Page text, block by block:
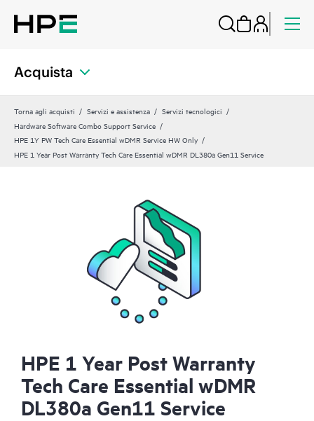
Acquista
Torna agli acquisti Servizi e assistenza
Servizi tecnologici
Hardware Software Combo Support Service
HPE 1Y PW Tech Care Essential wDMR Service HW Only
HPE 1 Year Post Warranty Tech Care Essential wDMR DL380a Gen11 Service
HPE 1 Year Post Warranty
Tech Care Essential wDMR
DL380a Gen11 Service